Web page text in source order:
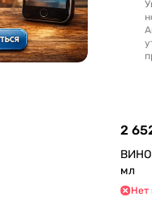
0
0
2
ВИНО
мл
Нет